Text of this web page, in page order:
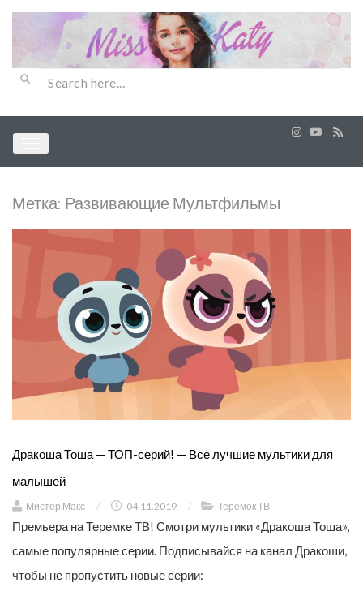
Метка: Развивающие Мультфильмы
Дракоша Тоша — ТОП-серий! — Все лучшие мультики для
малышей
Мистер Макс / 04.11.2019 / Теремок ТВ
Премьера на Теремке ТВ! Смотри мультики «Дракоша Тоша»,
самые популярные серии. Подписывайся на канал Дракоши,
чтобы не пропустить новые серии: